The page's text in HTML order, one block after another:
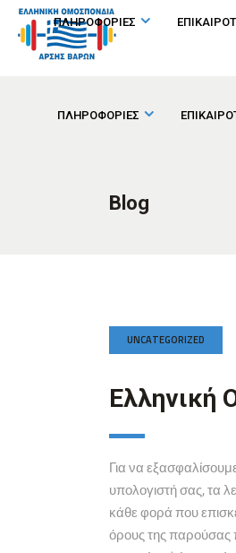
ΠΛΗΡΟΦΟΡΙΕΣ
ΠΛΗΡΟΦΟΡΙΕΣ
Blog
UNCATEGORIZED
Ελληνική
Για να
υπολογιστή σας, τα
κάθε φορά που
όρους της παρούσας